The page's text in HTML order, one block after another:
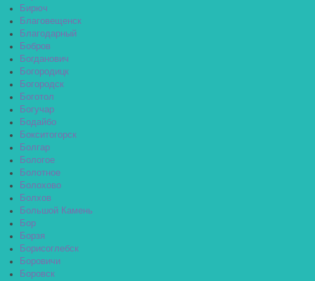
Бирюч
Благовещенск
Благодарный
Бобров
Богданович
Богородицк
Богородск
Боготол
Богучар
Бодайбо
Бокситогорск
Болгар
Бологое
Болотное
Болохово
Болхов
Большой Камень
Бор
Борзя
Борисоглебск
Боровичи
Боровск